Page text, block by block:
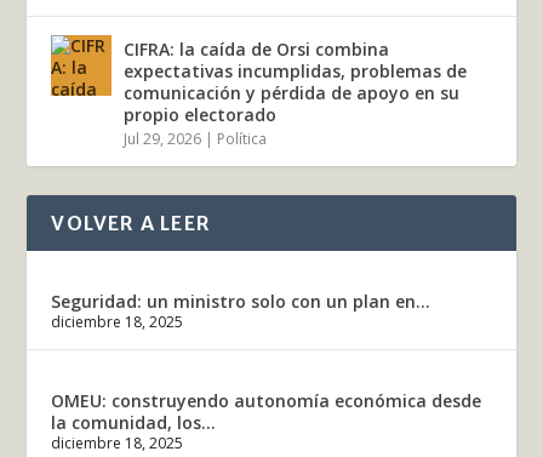
CIFRA: la caída de Orsi combina
expectativas incumplidas, problemas de
comunicación y pérdida de apoyo en su
propio electorado
Jul 29, 2026 | Política
VOLVER A LEER
Seguridad: un ministro solo con un plan en...
diciembre 18, 2025
OMEU: construyendo autonomía económica desde
la comunidad, los...
diciembre 18, 2025